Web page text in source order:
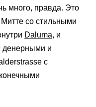
много, правда. Это
со стильными
Daluma, и
денерными и
с